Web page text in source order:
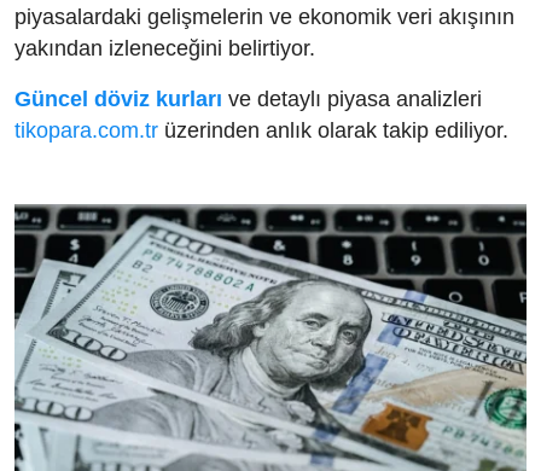
piyasalardaki gelişmelerin ve ekonomik veri akışının
yakından izleneceğini belirtiyor.
Güncel döviz kurları ve detaylı piyasa analizleri
tikopara.com.tr üzerinden anlık olarak takip ediliyor.